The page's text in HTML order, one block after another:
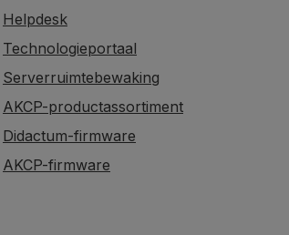
Helpdesk
Technologieportaal
Serverruimtebewaking
AKCP-productassortiment
Didactum-firmware
AKCP-firmware